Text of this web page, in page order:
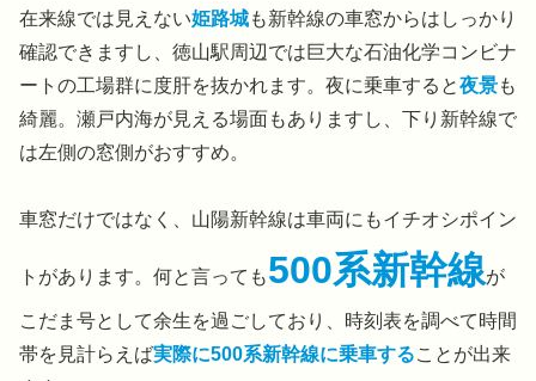
在来線では見えない姫路城も新幹線の車窓からはしっかり
確認できますし、徳山駅周辺では巨大な石油化学コンビナ
ートの工場群に度肝を抜かれます。夜に乗車すると夜景も
綺麗。瀬戸内海が見える場面もありますし、下り新幹線で
は左側の窓側がおすすめ。
車窓だけではなく、山陽新幹線は車両にもイチオシポイン
トがあります。何と言っても500系新幹線が
こだま号として余生を過ごしており、時刻表を調べて時間
帯を見計らえば実際に500系新幹線に乗車することが出来